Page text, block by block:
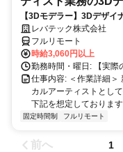
【3Dモデラー】3Dデザ
を目指したい方も大歓迎♪
レバテック株式会社
フルリモート
時給3,060円以上
勤務時間・曜日: 【実際
仕事内容: ＜作業詳細＞
カルアーティストとし
下記を想定しておりま
固定時間制 フルリモート
前へ 1